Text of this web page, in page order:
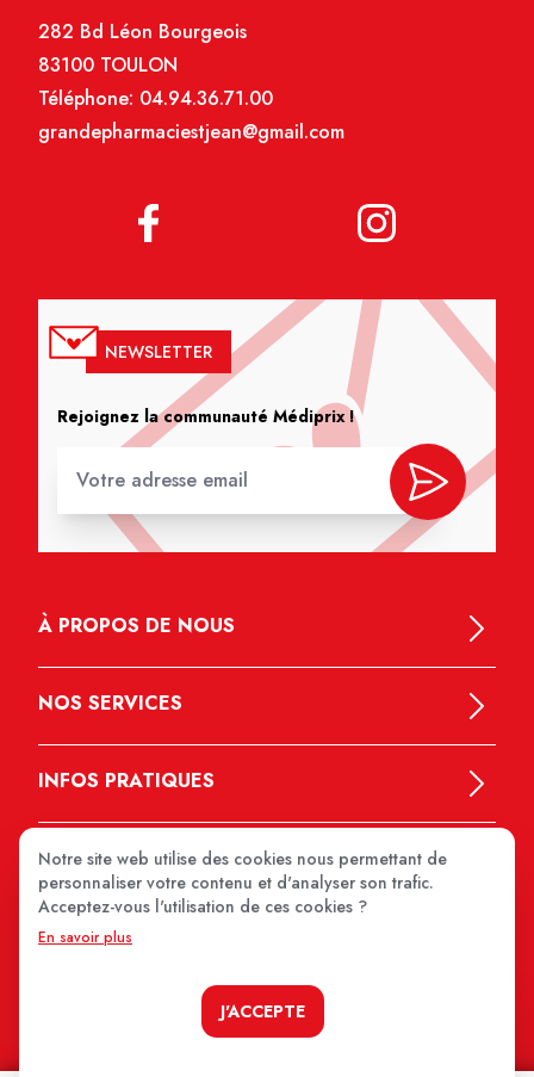
282 Bd Léon Bourgeois
83100 TOULON
Téléphone: 04.94.36.71.00
grandepharmaciestjean@gmail.com
NEWSLETTER
Rejoignez la communauté Médiprix !
À PROPOS DE NOUS
NOS SERVICES
INFOS PRATIQUES
Notre site web utilise des cookies nous permettant de
personnaliser votre contenu et d'analyser son trafic.
Acceptez-vous l'utilisation de ces cookies ?
En savoir plus
J'ACCEPTE